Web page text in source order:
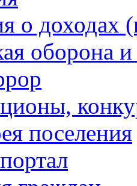
о доходах
оборона
поселения